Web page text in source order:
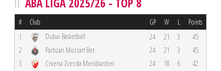
# Club GP W L Points
1 Dubai Basketball 24 21 3
45
2
Partizan Mozzart Bet 24 21 3
45
3
Crvena Zvezda Meridianbet 24 18 6
42